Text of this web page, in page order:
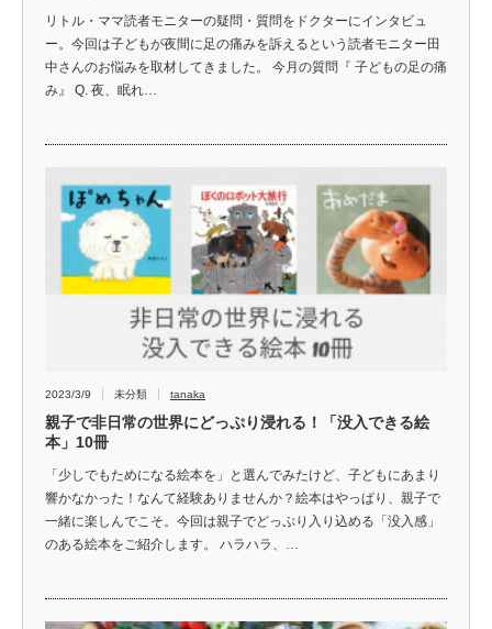
リトル・ママ読者モニターの疑問・質問をドクターにインタビュ
ー。今回は子どもが夜間に足の痛みを訴えるという読者モニター田
中さんのお悩みを取材してきました。 今月の質問『 子どもの足の痛
み』 Q. 夜、眠れ…
2023/3/9 未分類 tanaka
親子で非日常の世界にどっぷり浸れる！「没入できる絵
本」10冊
「少しでもためになる絵本を」と選んでみたけど、子どもにあまり
響かなかった！なんて経験ありませんか？絵本はやっぱり、親子で
一緒に楽しんでこそ。今回は親子でどっぷり入り込める「没入感」
のある絵本をご紹介します。 ハラハラ、…